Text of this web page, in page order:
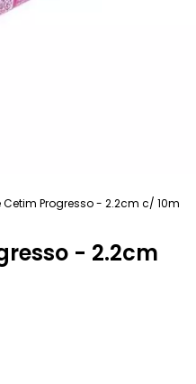
Cetim Progresso - 2.2cm c/ 10m
- 2.2cm